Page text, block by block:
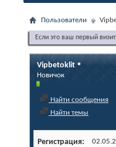
Пользователи
Если это ваш первый
Vipbetoklit
Новичок
Найти сообщения
Найти темы
Регистрация